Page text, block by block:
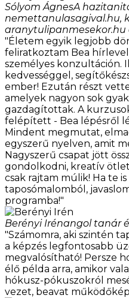
Sólyom ÁgnesA
nemettanulasagival.hu,
"Életem egyik legjobb
feliratkoztam Bea
személyes konzultáción.
kedvességgel,
ember! Ezután részt
amelyek nagyon sok
gazdagítottak. A
felépített - Bea lépésről
Mindent megmutat,
egyszerű nyelven, amit
Nagyszerű csapat jött
gondolkodni, kreatív
csak rajtam múlik! Ha te
taposómalomból,
programba!"
Berényi Irénangol tanár
"Számomra, aki szintén
a képzés legfontosabb
megvalósítható! Persze
élő példa arra, amikor
hókusz-pókuszokról
vezet, beavat